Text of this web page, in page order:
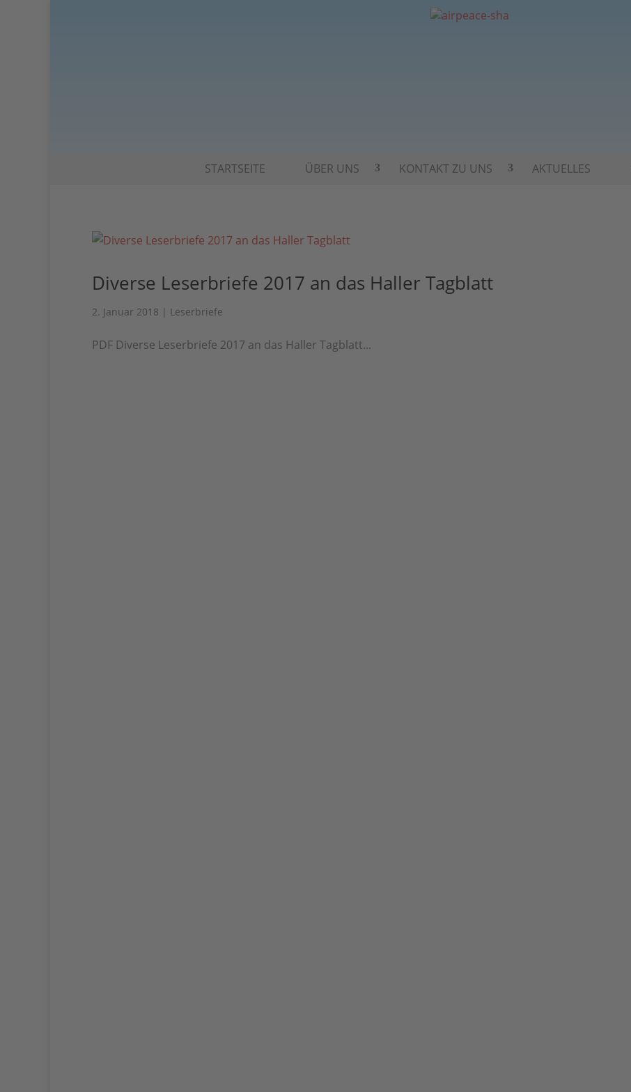
STARTSEITE ÜBER UNS KONTAKT ZU UNS AKTUELLES
Diverse Leserbriefe 2017 an das Haller Tagblatt
2. Januar 2018 | Leserbriefe
PDF Diverse Leserbriefe 2017 an das Haller Tagblatt...